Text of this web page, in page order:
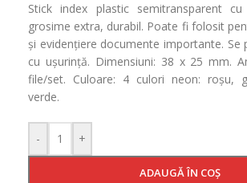
Stick index plastic semitransparent
grosime extra, durabil. Poate fi folosit
și evidențiere documente importante. Se
cu ușurință. Dimensiuni: 38 x 25 mm.
file/set. Culoare: 4 culori neon: roșu,
verde.
- +
ADAUGĂ ÎN COȘ